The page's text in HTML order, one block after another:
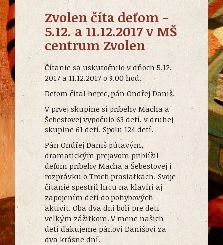
Zvolen číta deťom -
5.12. a 11.12.2017 v MŠ
centrum Zvolen
Čítanie sa uskutočnilo v dňoch 5.12.
2017 a 11.12.2017 o 9.00 hod.
Deťom čítal herec, pán Ondřej Daniš.
V prvej skupine si príbehy Macha a
Šebestovej vypočulo 63 detí, v druhej
skupine 61 detí. Spolu 124 detí.
Pán Ondřej Daniš pútavým,
dramatickým prejavom priblížil
deťom príbehy Macha a Šebestovej i
rozprávku o Troch prasiatkach. Svoje
čítanie spestril hrou na klavíri aj
zapojením detí do pohybových
aktivít. Oba dva dni boli pre deti
veľkým zážitkom. V mene našich
detí ďakujeme pánovi Danišovi za
dva krásne dni.